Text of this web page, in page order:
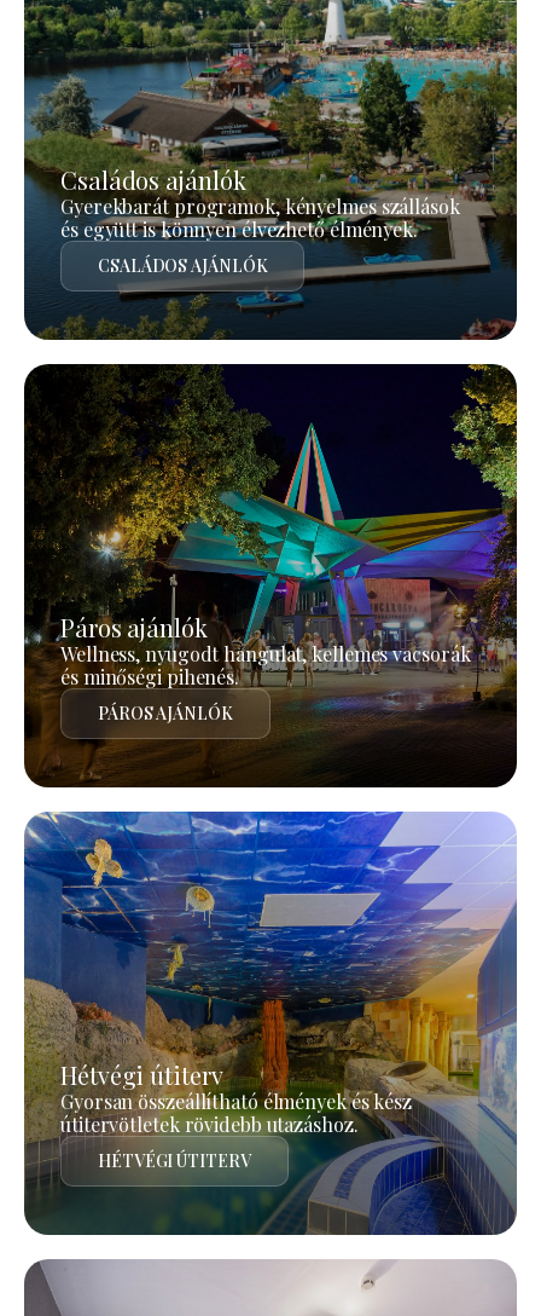
Családos ajánlók
Gyerekbarát programok, kényelmes szállások
és együtt is könnyen élvezhető élmények.
CSALÁDOS AJÁNLÓK
Páros ajánlók
Wellness, nyugodt hangulat, kellemes vacsorák
és minőségi pihenés.
PÁROS AJÁNLÓK
Hétvégi útiterv
Gyorsan összeállítható élmények és kész
útitervötletek rövidebb utazáshoz.
HÉTVÉGI ÚTITERV